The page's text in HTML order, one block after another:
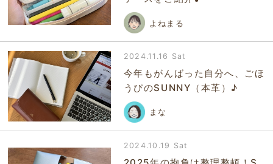
よねまる
2024.11.16 Sat
今年もがんばった自分へ、ごほ
うびのSUNNY（本革）♪
まな
2024.10.19 Sat